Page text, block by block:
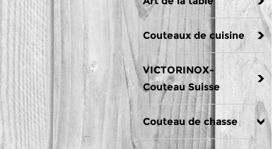
Couteaux de cuisine
VICTORINOX-
Couteau Suisse
Couteau de chasse